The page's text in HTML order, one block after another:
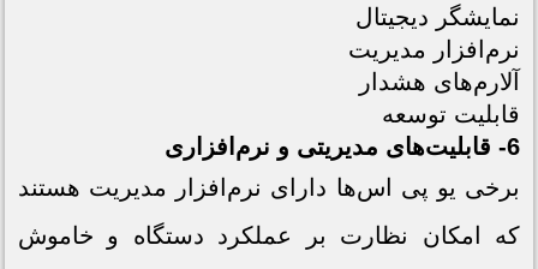
نمایشگر دیجیتال
نرم‌افزار مدیریت
آلارم‌های هشدار
قابلیت توسعه
6- قابلیت‌های مدیریتی و نرم‌افزاری
برخی یو پی اس‌ها دارای نرم‌افزار مدیریت هستند
که امکان نظارت بر عملکرد دستگاه و خاموش